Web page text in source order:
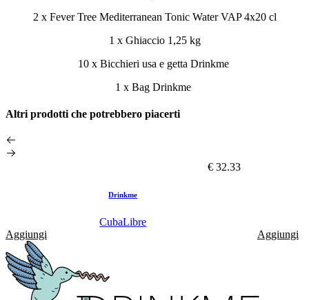
2 x Fever Tree Mediterranean Tonic Water VAP 4x20 cl
1 x Ghiaccio 1,25 kg
10 x Bicchieri usa e getta Drinkme
1 x Bag Drinkme
Altri prodotti che potrebbero piacerti
€ 32.33
Drinkme
CubaLibre
Aggiungi
Aggiungi